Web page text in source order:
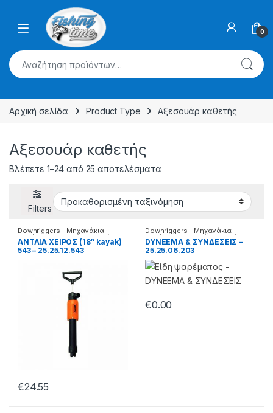
Skip to navigation
0
Αναζήτηση για:
Αρχική σελίδα Product Type Αξεσουάρ καθετής
Αξεσουάρ καθετής
Βλέπετε 1–24 από 25 αποτελέσματα
Filters
Downriggers - Μηχανάκια
καθέτης Αξεσουάρ καθετής
AΝΤΛΙΑ ΧΕΙΡΟΣ (18″ kayak)
543 – 25.25.12.543
€24.55
Downriggers - Μηχανάκια
καθέτης ,Αξεσουάρ καθετής
DYNEEMA & ΣΥΝΔΕΣΕΙΣ –
25.25.06.203
€0.00